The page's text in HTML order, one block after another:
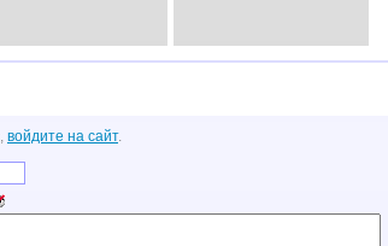
войдите на сайт.